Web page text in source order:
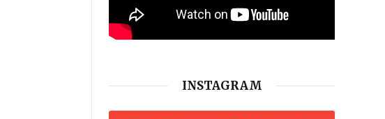
INSTAGRAM